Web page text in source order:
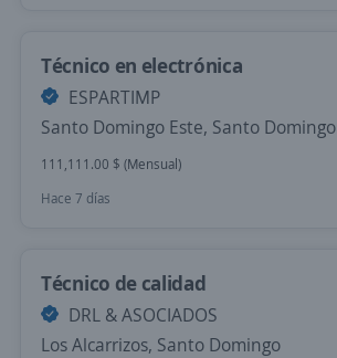
Técnico en electrónica
ESPARTIMP
Santo Domingo Este, Santo Domingo
111,111.00 $ (Mensual)
Hace 7 días
Técnico de calidad
DRL & ASOCIADOS
Los Alcarrizos, Santo Domingo